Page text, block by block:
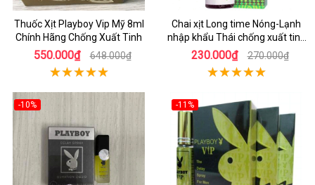
Thuốc Xịt Playboy Vip Mỹ 8ml
Chính Hãng Chống Xuất Tinh
550.000₫ 648.000₫
Chai xịt Long time Nóng-Lạnh
nhập khẩu Thái chống xuất tinh
sớm
230.000₫ 270.000₫
-10% -11%